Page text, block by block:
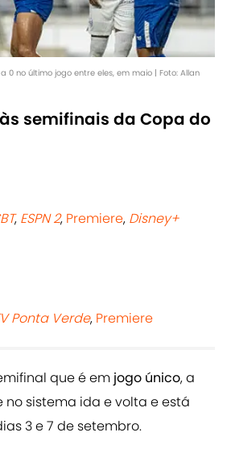
0 no último jogo entre eles, em maio | Foto: Allan
semifinais da Copa do
, ESPN 2, Premiere, Disney+
Ponta Verde, Premiere
que é em jogo único, a
sistema ida e volta e está
3 e 7 de setembro.